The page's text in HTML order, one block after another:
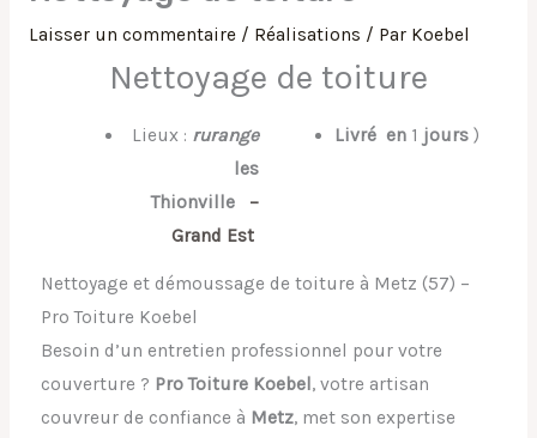
Laisser un commentaire / Réalisations / Par Koebel
Nettoyage de toiture
Lieux : rurange
les
Thionville
–
Grand Est
Livré en 1 jours )
Nettoyage et démoussage de toiture à Metz (57) –
Pro Toiture Koebel
Besoin d’un entretien professionnel pour votre
couverture ? Pro Toiture Koebel, votre artisan
couvreur de confiance à Metz, met son expertise